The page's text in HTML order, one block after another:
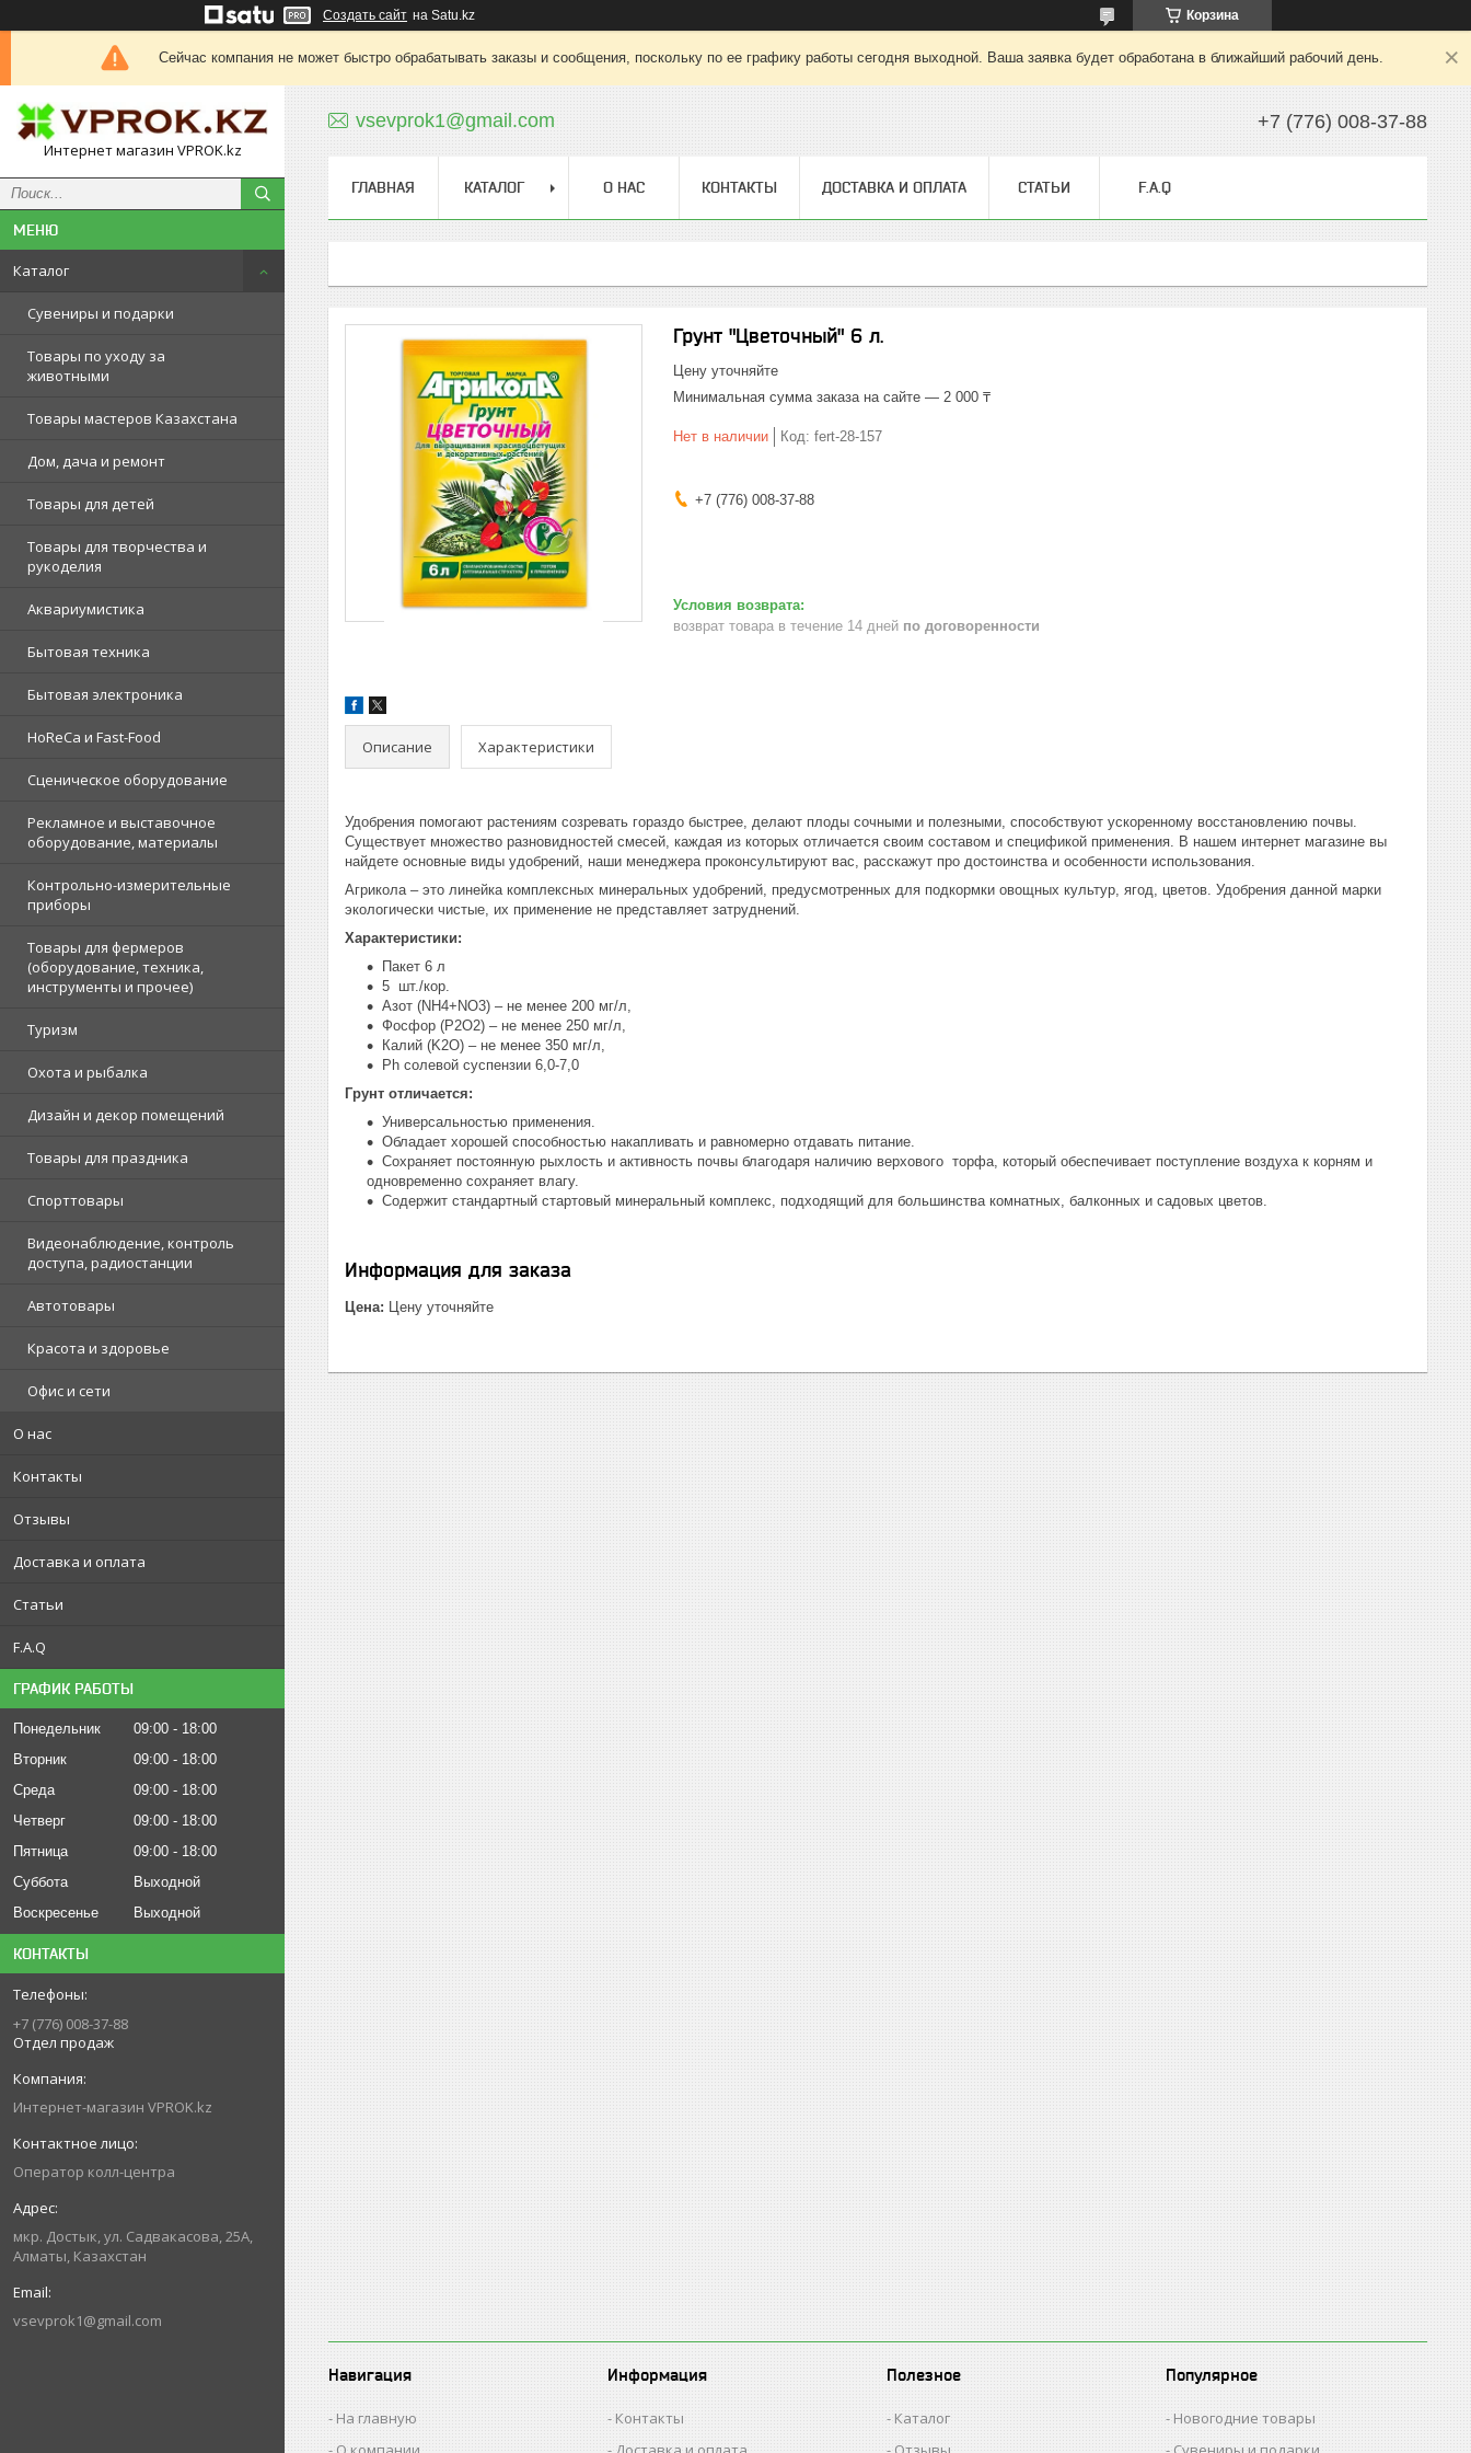
Создать сайт на Satu.kz Корзина
Сейчас компания не может быстро обрабатывать заказы и сообщения, поскольку по ее графику работы сегодня выходной. Ваша заявка будет обработана в ближайший рабочий день.
Интернет магазин VPROK.kz
Каталог
Сувениры и подарки
Товары по уходу за
животными
Товары мастеров Казахстана
Дом, дача и ремонт
Товары для детей
Товары для творчества и
рукоделия
Аквариумистика
Бытовая техника
Бытовая электроника
HoReCa и Fast-Food
Сценическое оборудование
Рекламное и выставочное
оборудование, материалы
Контрольно-измерительные
приборы
Товары для фермеров
(оборудование, техника,
инструменты и прочее)
Туризм
Охота и рыбалка
Дизайн и декор помещений
Товары для праздника
Спорттовары
Видеонаблюдение, контроль
доступа, радиостанции
Автотовары
Красота и здоровье
Офис и сети
О нас
Контакты
Отзывы
Доставка и оплата
Статьи
F.A.Q
ГРАФИК РАБОТЫ
Понедельник 09:00
18:00
Вторник
09:00
18:00
Среда
09:00
18:00
Четверг
09:00
18:00
Пятница
09:00
18:00
Суббота
Выходной
Воскресенье
Выходной
КОНТАКТЫ
+7 (776) 008-37-88
Отдел продаж
Интернет-магазин VPROK.kz
Оператор колл-центра
мкр. Достык, ул. Садвакасова, 25А,
Алматы, Казахстан
vsevprok1@gmail.com
vsevprok1@gmail.com +7 (776) 008-37-88
ГЛАВНАЯ КАТАЛОГ О НАС КОНТАКТЫ ДОСТАВКА И ОПЛАТА СТАТЬИ F.A.Q
Грунт "Цветочный" 6 л.
Цену уточняйте
Минимальная сумма заказа на сайте — 2 000 ₸
Нет в наличии Код: fert-28-157
+7 (776) 008-37-88
возврат товара в течение 14 дней по договоренности
Описание Характеристики
Удобрения помогают растениям созревать гораздо быстрее, делают плоды сочными и полезными, способствуют ускоренному восстановлению почвы.
Существует множество разновидностей смесей, каждая из которых отличается своим составом и спецификой применения. В нашем интернет магазине вы
найдете основные виды удобрений, наши менеджера проконсультируют вас, расскажут про достоинства и особенности использования.
Агрикола – это линейка комплексных минеральных удобрений, предусмотренных для подкормки овощных культур, ягод, цветов. Удобрения данной марки
экологически чистые, их применение не представляет затруднений.
Характеристики:
Пакет 6 л
5 шт./кор.
Азот (NH4+NO3) – не менее 200 мг/л,
Фосфор (P2O2) – не менее 250 мг/л,
Калий (K2O) – не менее 350 мг/л,
Ph солевой суспензии 6,0-7,0
Грунт отличается:
Универсальностью применения.
Обладает хорошей способностью накапливать и равномерно отдавать питание.
Сохраняет постоянную рыхлость и активность почвы благодаря наличию верхового торфа, который обеспечивает поступление воздуха к корням и
одновременно сохраняет влагу.
Содержит стандартный стартовый минеральный комплекс, подходящий для большинства комнатных, балконных и садовых цветов.
Информация для заказа
Цена: Цену уточняйте
Навигация
На главную
Информация
Контакты
Полезное
Каталог
Популярное
Новогодние товары